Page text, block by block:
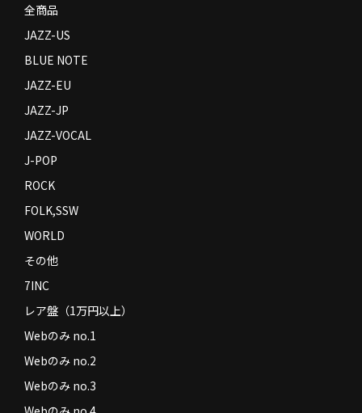
全商品
JAZZ-US
BLUE NOTE
JAZZ-EU
JAZZ-JP
JAZZ-VOCAL
J-POP
ROCK
FOLK,SSW
WORLD
その他
7INC
レア盤（1万円以上）
Webのみ no.1
Webのみ no.2
Webのみ no.3